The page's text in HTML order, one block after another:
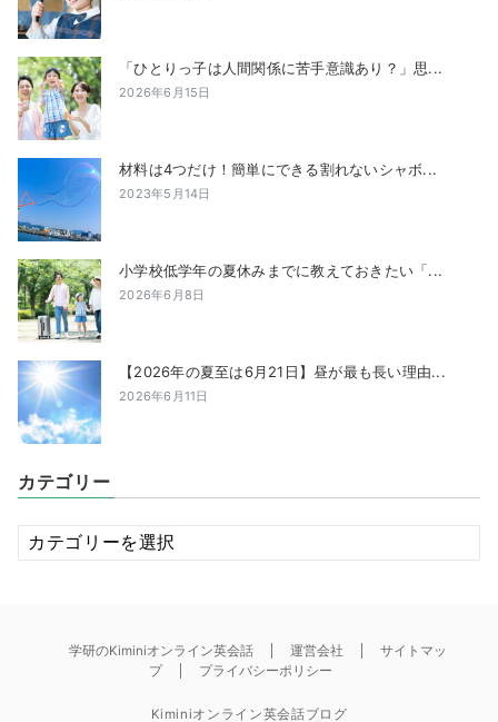
「ひとりっ子は人間関係に苦手意識あり？」思...
2026年6月15日
材料は4つだけ！簡単にできる割れないシャボ...
2023年5月14日
小学校低学年の夏休みまでに教えておきたい「...
2026年6月8日
【2026年の夏至は6月21日】昼が最も長い理由...
2026年6月11日
カテゴリー
カ
テ
学研のKiminiオンライン英会話 運営会社
サイトマッ
プ
プライバシーポリシー
Kiminiオンライン英会話ブログ